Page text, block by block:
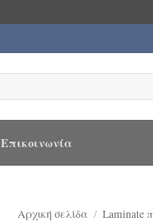
Επικοινωνία
Αρχική σελίδα / Laminate